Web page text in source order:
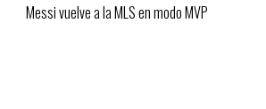
Messi vuelve a la MLS en modo MVP